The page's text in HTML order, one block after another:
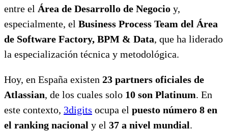
entre el Área de Desarrollo de Negocio y,
especialmente, el Business Process Team del Área
de Software Factory, BPM & Data, que ha liderado
la especialización técnica y metodológica.
Hoy, en España existen 23 partners oficiales de
Atlassian, de los cuales solo 10 son Platinum. En
este contexto, 3digits ocupa el puesto número 8 en
el ranking nacional y el 37 a nivel mundial.